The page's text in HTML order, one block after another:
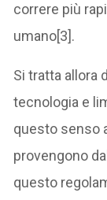
correre più
umano[3].
Si tratta allora
tecnologia e
questo senso
provengono
questo